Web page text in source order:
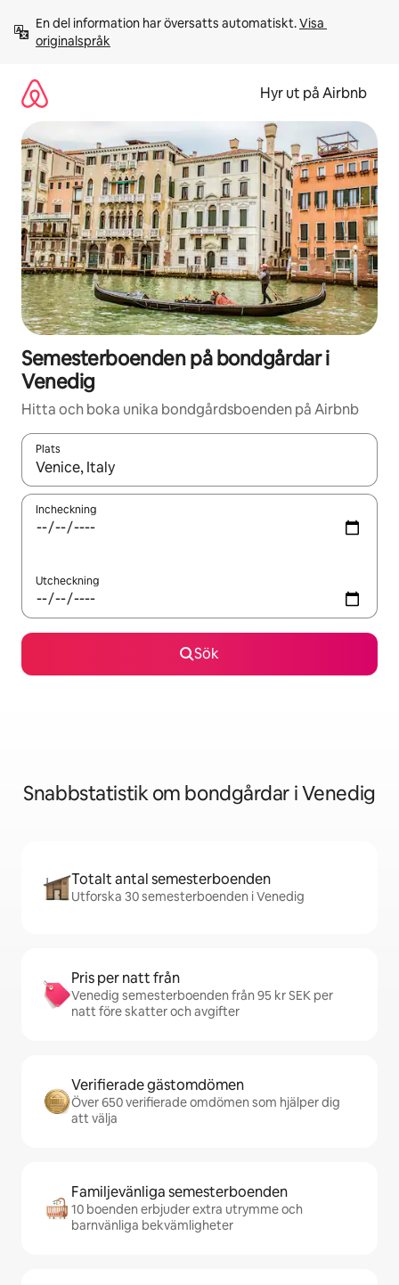
innehåll
En del information har översatts automatiskt. Visa
originalspråk
Hyr ut på Airbnb
Semesterboenden på bondgårdar i
Venedig
Hitta och boka unika bondgårdsboenden på Airbnb
Plats
När resultaten är tillgängliga kan du navigera med upp- och
Incheckning
Utcheckning
Sök
Snabbstatistik om bondgårdar i Venedig
Totalt antal semesterboenden
Utforska 30 semesterboenden i Venedig
Pris per natt från
Venedig semesterboenden från 95 kr SEK per
natt före skatter och avgifter
Verifierade gästomdömen
Över 650 verifierade omdömen som hjälper dig
att välja
Familjevänliga semesterboenden
10 boenden erbjuder extra utrymme och
barnvänliga bekvämligheter